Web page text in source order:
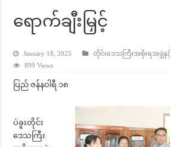
ရောက်ချီးမြှင့်
January 18, 2025
တိုင်းဒေသကြီးအစိုးရအဖွဲ့နှင့်
899 Views
ပြည် ဇန်နဝါရီ ၁၈
ပဲခူးတိုင်း
ဒေသကြီး